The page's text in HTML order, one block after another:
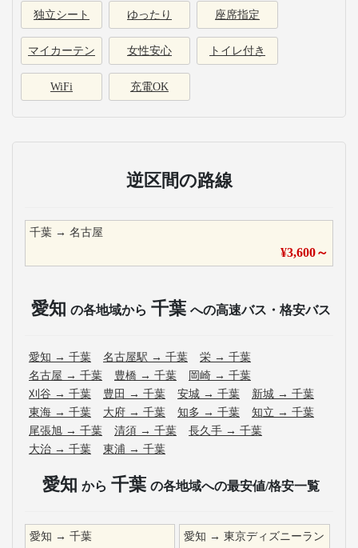
独立シート ゆったり 座席指定
マイカーテン 女性安心 トイレ付き
WiFi 充電OK
逆区間の路線
千葉 → 名古屋
¥3,600～
愛知 の各地域から 千葉 への高速バス・格安バス
愛知 → 千葉 名古屋駅 → 千葉 栄 → 千葉
名古屋 → 千葉 豊橋 → 千葉 岡崎 → 千葉
刈谷 → 千葉 豊田 → 千葉 安城 → 千葉 新城 → 千葉
東海 → 千葉 大府 → 千葉 知多 → 千葉 知立 → 千葉
尾張旭 → 千葉 清須 → 千葉 長久手 → 千葉
大治 → 千葉 東浦 → 千葉
愛知 から 千葉 の各地域への最安値/格安一覧
愛知 → 千葉 愛知 →東京ディズニーラン